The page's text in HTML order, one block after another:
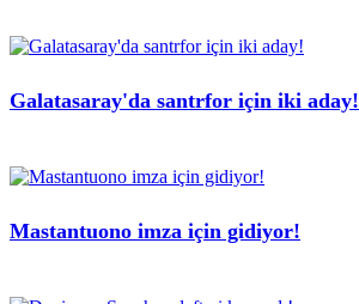
Galatasaray'da santrfor için iki aday!
Mastantuono imza için gidiyor!